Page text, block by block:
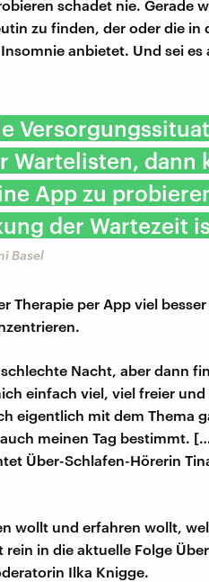
schadet nie. Gerade
zu finden, der oder die in
anbietet. Und sei es
Wartelisten, dann
App zu
der Wartezeit
Basel
Therapie per App viel
Nacht, aber dann
einfach viel, viel freier und
eigentlich mit dem Thema
meinen Tag bestimmt.
Über-Schlafen-Hörerin
wollt und erfahren wollt,
in die aktuelle Folge
Ilka Knigge.